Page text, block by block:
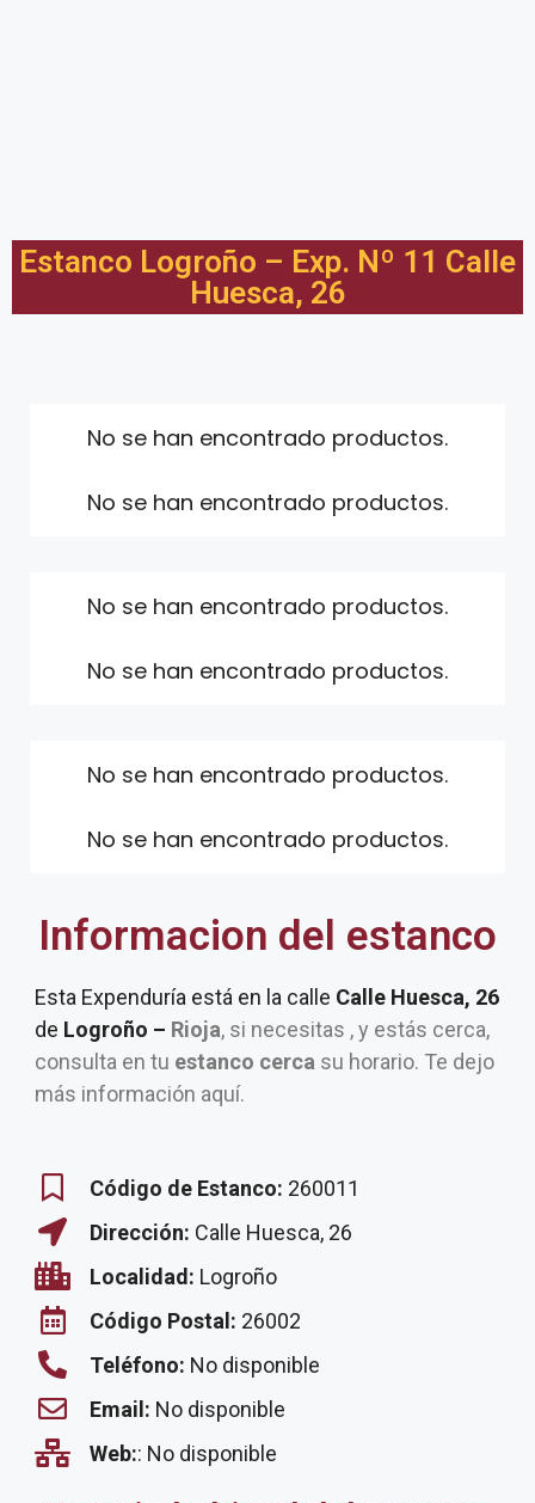
Estanco Logroño – Exp. Nº 11 Calle
Huesca, 26
No se han encontrado productos.
No se han encontrado productos.
No se han encontrado productos.
No se han encontrado productos.
No se han encontrado productos.
No se han encontrado productos.
Informacion del estanco
Esta Expenduría está en la calle Calle Huesca, 26
de Logroño – Rioja, si necesitas , y estás cerca,
consulta en tu estanco cerca su horario. Te dejo
más información aquí.
Código de Estanco: 260011
Dirección: Calle Huesca, 26
Localidad: Logroño
Código Postal: 26002
Teléfono: No disponible
Email: No disponible
Web:: No disponible